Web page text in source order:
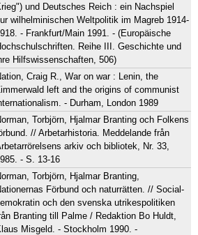
und Deutsches Reich : ein Nachspiel
wilhelminischen Weltpolitik im Magreb 1914-
- Frankfurt/Main 1991. - (Europäische
Reihe III. Geschichte und
Hilfswissenschaften, 506)
Craig R., War on war : Lenin, the
left and the origins of communist
- Durham, London 1989
Torbjörn, Hjalmar Branting och Folkens
// Arbetarhistoria. Meddelande från
arkiv och bibliotek, Nr. 33,
- S. 13-16
Torbjörn, Hjalmar Branting,
Förbund och naturrätten. // Social-
och den svenska utrikespolitiken
Branting till Palme / Redaktion Bo Huldt,
Misgeld. - Stockholm 1990. -